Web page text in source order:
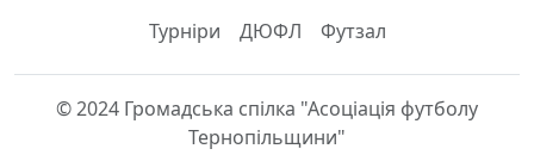
Турніри
ДЮФЛ Футзал
© 2024 Громадська спілка "Асоціація футболу
Тернопільщини"